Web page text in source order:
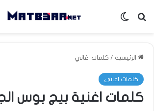
بحث عنالوضع المظلم
الرئيسية / كلمات اغاني
كلمات اغاني
كلمات اغنية بيج بوس